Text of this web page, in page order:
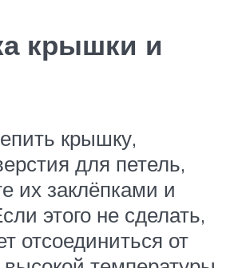
крышки и
крышку,
для петель,
их заклёпками и
этого не сделать,
отсоединиться от